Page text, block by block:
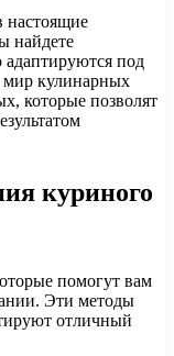
настоящие
найдете
под
мир кулинарных
которые позволят
куриного
помогут вам
Эти методы
отличный